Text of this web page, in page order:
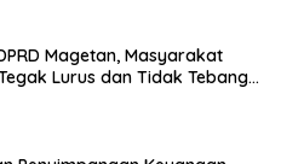
Magetan, Masyarakat
Lurus dan Tidak Tebang